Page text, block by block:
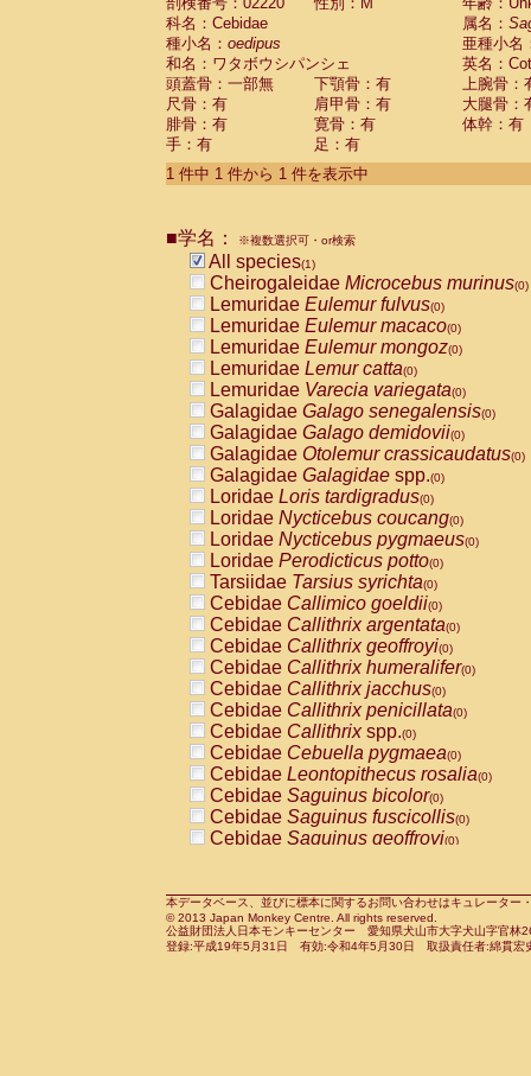
(0)
Cebidae
Cebidae
CebidaeSaguinus nigricollis (0)
Cebidae Saguinus oedipus
Cebidae Saguinus weddelli
Cebidae Saguinusspp.
Cebidae Aotus trivirgatus
Cebidae Cebus albifrons
CebidaeCebus nigrivittatus
CebidaeCebus
CebidaeSaimiri boliviensis(0)
CebidaeSaimiri sciureus(0)
AtelidaeAlouatta caraya(0)
AtelidaeAlouatta fusca(0)
AtelidaeAlouatta seniculus
AtelidaeAlouattaspp.(0)
AtelidaeAteles belzebuth(0)
AtelidaeAteles geoffroyi(0)
AtelidaeAteles paniscus(0)
AtelidaeAtelesspp.(0)
Atelidae Lagothrix lagothricha
AtelidaeLagothrix lagothricha cana
PitheciidaeCacajao calvus
PitheciidaeCallicebus cupreus
PitheciidaeCallicebus donacophilus
PitheciidaeCallicebus moloch
PitheciidaeCallicebus torquatus
PitheciidaeCallicebusspp.(0)
PitheciidaeChiropotes satanas(0)
PitheciidaePithecia monachus
PitheciidaePithecia pithecia(0)
CercopithecidaeCercocebus agilis
CercopithecidaeCercocebus
CercopithecidaeCercocebus
CercopithecidaeCercocebus
CercopithecidaeCercocebus
CercopithecidaeCercocebushybrid
CercopithecidaePapio anubis(0)
CercopithecidaePapio cynocephalus
CercopithecidaePapio hamadryas(0)
科名：Cebidae
属名：
種小名： oedipus
亜種小名
和名：ワタボウシパンシェ
英名：
頭蓋骨：一部無
下顎骨：有
上腕骨：
尺骨：有
肩甲骨：有
大腿骨：
腓骨：有
寛骨：有
体幹：有
手：有
足：有
1 件中 1 件から 1 件を表示中
■学名： ※複数選択可・or検索
All species(1)
Cheirogaleidae Microcebus murinus(0)
Lemuridae Eulemur fulvus(0)
Lemuridae Eulemur macaco(0)
Lemuridae Eulemur mongoz(0)
Lemuridae Lemur catta(0)
Lemuridae Varecia variegata(0)
Galagidae Galago senegalensis(0)
Galagidae Galago demidovii(0)
Galagidae Otolemur crassicaudatus(0)
Galagidae Galagidae spp.(0)
Loridae Loris tardigradus(0)
Loridae Nycticebus coucang(0)
Loridae Nycticebus pygmaeus(0)
Loridae Perodicticus potto(0)
Tarsiidae Tarsius syrichta(0)
Cebidae Callimico goeldii(0)
Cebidae Callithrix argentata(0)
Cebidae Callithrix geoffroyi(0)
Cebidae Callithrix humeralifer(0)
Cebidae Callithrix jacchus(0)
Cebidae Callithrix penicillata(0)
Cebidae Callithrixspp.(0)
Cebidae Cebuella pygmaea(0)
Cebidae Leontopithecus rosalia(0)
Cebidae Saguinus bicolor(0)
Cebidae Saguinus fuscicollis(0)
Cebidae Saguinus geoffroyi(0)
CebidaeSaguinus leucopus(0)
CebidaeSaguinus midas(0)
Cebidae Saguinus mystax(0)
本データベース、並びに標本に関するお問い合わせはキュレータ
© 2013 Japan Monkey Centre. All rights reserved.
公益財団法人日本モンキーセンター 愛知県犬山市大字犬山字官
登録:平成19年5月31日 有効:令和4年5月30日 取扱責任者:綿貫宏